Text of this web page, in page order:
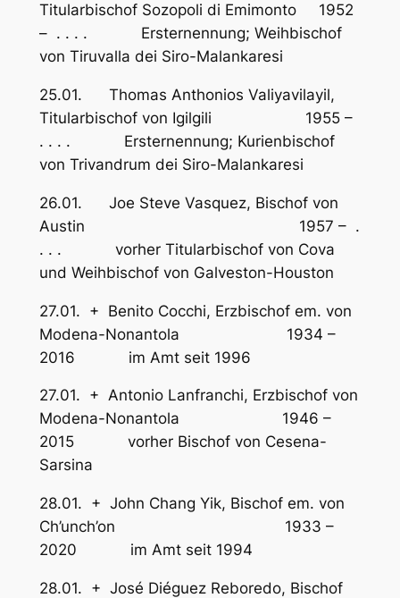
Titularbischof Sozopoli di Emimonto 1952
– . . . . Ersternennung; Weihbischof
von Tiruvalla dei Siro-Malankaresi
25.01. Thomas Anthonios Valiyavilayil,
Titularbischof von Igilgili 1955 –
. . . . Ersternennung; Kurienbischof
von Trivandrum dei Siro-Malankaresi
26.01. Joe Steve Vasquez, Bischof von
Austin 1957 – .
. . . vorher Titularbischof von Cova
und Weihbischof von Galveston-Houston
27.01. + Benito Cocchi, Erzbischof em. von
Modena-Nonantola 1934 –
2016 im Amt seit 1996
27.01. + Antonio Lanfranchi, Erzbischof von
Modena-Nonantola 1946 –
2015 vorher Bischof von Cesena-
Sarsina
28.01. + John Chang Yik, Bischof em. von
Ch’unch’on 1933 –
2020 im Amt seit 1994
28.01. + José Diéguez Reboredo, Bischof